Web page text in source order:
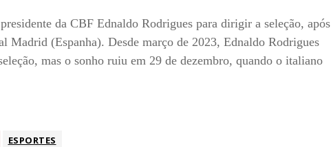
da CBF Ednaldo Rodrigues para dirigir a seleção, após
(Espanha). Desde março de 2023, Ednaldo Rodrigues
mas o sonho ruiu em 29 de dezembro, quando o italiano
ESPORTES